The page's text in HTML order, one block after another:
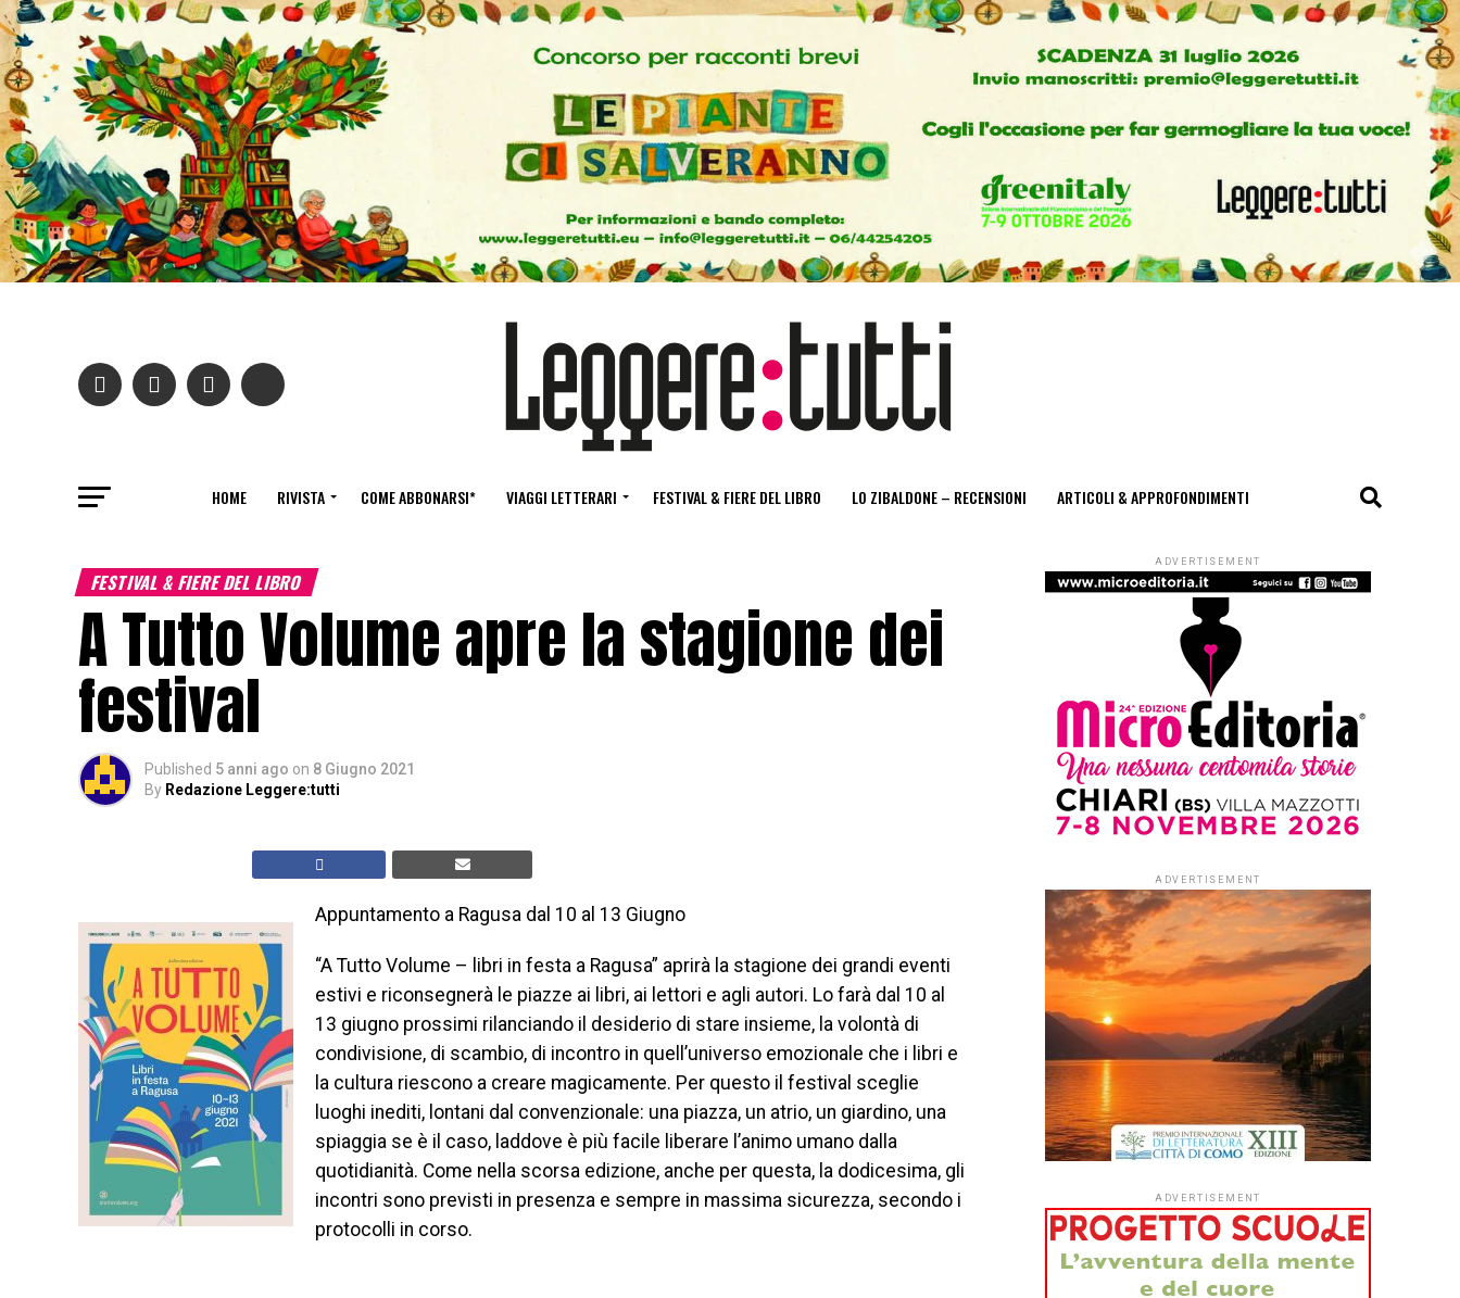
HOME RIVISTA COME ABBONARSI* VIAGGI LETTERARI FESTIVAL & FIERE DEL LIBRO LO ZIBALDONE – RECENSIONI ARTICOLI & APPROFONDIMENTI
FESTIVAL & FIERE DEL LIBRO
A Tutto Volume apre la stagione dei
festival
Published 5 anni ago on 8 Giugno 2021
By Redazione Leggere:tutti
Appuntamento a Ragusa dal 10 al 13 Giugno
“A Tutto Volume – libri in festa a Ragusa” aprirà la stagione dei grandi eventi
estivi e riconsegnerà le piazze ai libri, ai lettori e agli autori. Lo farà dal 10 al
13 giugno prossimi rilanciando il desiderio di stare insieme, la volontà di
condivisione, di scambio, di incontro in quell’universo emozionale che i libri e
la cultura riescono a creare magicamente. Per questo il festival sceglie
luoghi inediti, lontani dal convenzionale: una piazza, un atrio, un giardino, una
spiaggia se è il caso, laddove è più facile liberare l’animo umano dalla
quotidianità. Come nella scorsa edizione, anche per questa, la dodicesima, gli
incontri sono previsti in presenza e sempre in massima sicurezza, secondo i
protocolli in corso.
ADVERTISEMENT
ADVERTISEMENT
ADVERTISEMENT